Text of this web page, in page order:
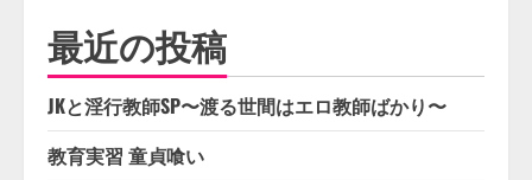
最近の投稿
JKと淫行教師SP〜渡る世間はエロ教師ばかり〜
教育実習 童貞喰い